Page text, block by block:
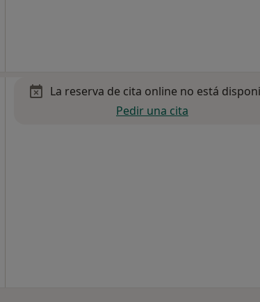
La reserva de cita online no está
Pedir una cita